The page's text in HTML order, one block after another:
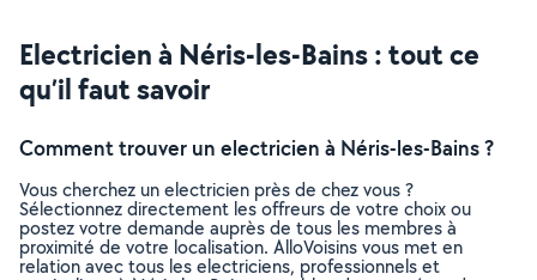
Electricien à Néris-les-Bains : tout ce
qu’il faut savoir
Comment trouver un electricien à Néris-les-Bains ?
Vous cherchez un electricien près de chez vous ?
Sélectionnez directement les offreurs de votre choix ou
postez votre demande auprès de tous les membres à
proximité de votre localisation. AlloVoisins vous met en
relation avec tous les electriciens, professionnels et